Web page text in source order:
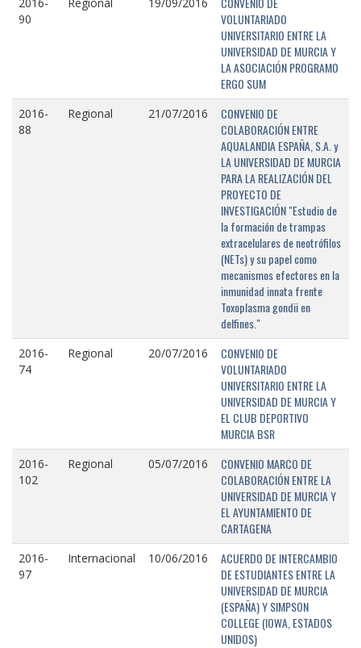
90
VOLUNTARIADO
UNIVERSITARIO ENTRE LA
UNIVERSIDAD DE MURCIA Y
LA ASOCIACIÓN PROGRAMO
ERGO SUM
2016-
88
Regional 21/07/2016
CONVENIO DE
COLABORACIÓN ENTRE
AQUALANDIA ESPAÑA, S.A. y
LA UNIVERSIDAD DE MURCIA
PARA LA REALIZACIÓN DEL
PROYECTO DE
INVESTIGACIÓN "Estudio de
la formación de trampas
extracelulares de neotrófilos
(NETs) y su papel como
mecanismos efectores en la
inmunidad innata frente
Toxoplasma gondii en
delfines."
2016-
74
Regional 20/07/2016
CONVENIO DE
VOLUNTARIADO
UNIVERSITARIO ENTRE LA
UNIVERSIDAD DE MURCIA Y
EL CLUB DEPORTIVO
MURCIA BSR
2016-
102
Regional 05/07/2016
CONVENIO MARCO DE
COLABORACIÓN ENTRE LA
UNIVERSIDAD DE MURCIA Y
EL AYUNTAMIENTO DE
CARTAGENA
2016-
97
Internacional 10/06/2016
ACUERDO DE INTERCAMBIO
DE ESTUDIANTES ENTRE LA
UNIVERSIDAD DE MURCIA
(ESPAÑA) Y SIMPSON
COLLEGE (IOWA, ESTADOS
UNIDOS)